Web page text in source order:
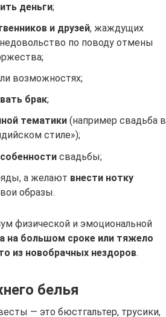
деньги;
и друзей, жаждущих
по поводу отмены
возможностях;
брак;
тематики(например свадьба в
стиле»);
свадьбы;
а желают внести нотку
образы.
физической и эмоциональной
на большом сроке или тяжело
из новобрачных нездоров.
белья
— это бюстгальтер, трусики,